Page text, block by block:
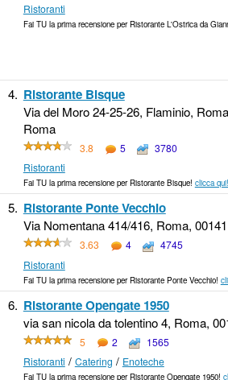
Ristoranti
Fai TU la prima recensione per Ristorante L'Ostrica da
4. Ristorante Bisque
Via del Moro 24-25-26, Flaminio,
Roma
3.8 5
3780
Ristoranti
Fai TU la prima recensione per Ristorante Bisque! clicca qui!
5. Ristorante Ponte Vecchio
Via Nomentana 414/416, Roma,
3.63 4
4745
Ristoranti
Fai TU la prima recensione per Ristorante Ponte Vecchio!
6. Ristorante Opengate 1950
via san nicola da tolentino 4, Roma,
5 2
1565
Ristoranti / Catering / Enoteche
Fai TU la prima recensione per Ristorante Opengate 1950!